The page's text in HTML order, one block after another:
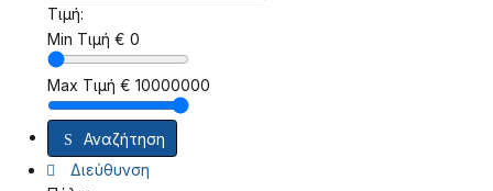
Τιμή:
Min Τιμή € 0
Max Τιμή € 10000000
Αναζήτηση
Διεύθυνση